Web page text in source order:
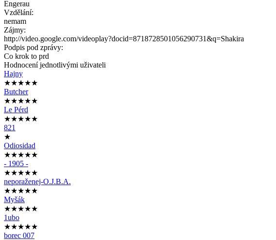
Engerau
Vzdělání:
nemam
Zájmy:
http://video.google.com/videoplay?docid=8718728501056290731&q=Shakira
Podpis pod zprávy:
Co krok to prd
Hodnocení jednotlivými uživateli
Hajny
★★★★★
Butcher
★★★★★
Le Pérd
★★★★★
821
★
Odiosidad
★★★★★
- 1905 -
★★★★★
neporaženej-O.J.B.A.
★★★★★
Myšák
★★★★★
1ubo
★★★★★
borec 007